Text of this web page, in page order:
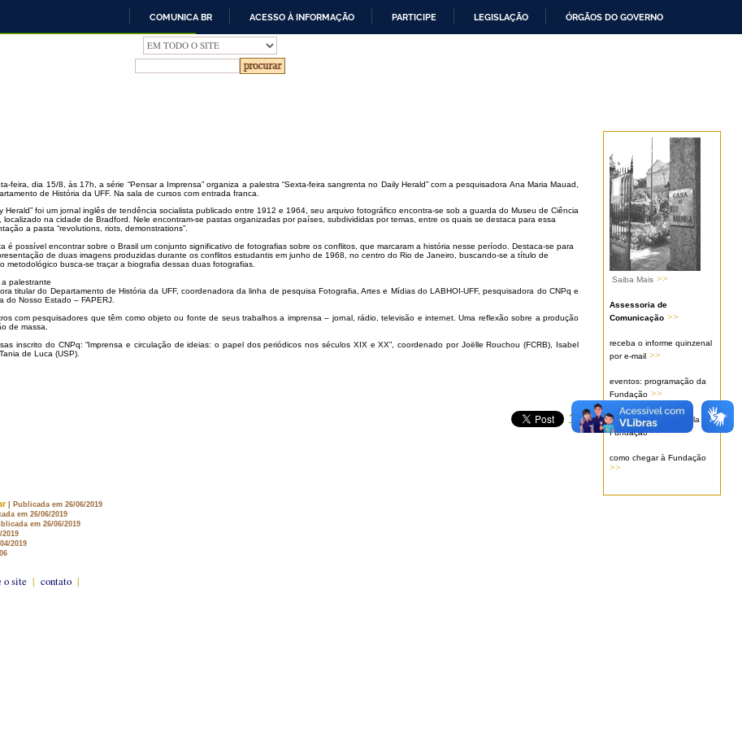
IR
PARA
O
CONTEÚDO
COMUNICA BR ACESSO À INFORMAÇÃO PARTICIPE LEGISLAÇÃO ÓRGÃOS DO GOVERNO
Saiba Mais >>
Assessoria de
Comunicação >>
receba o informe quinzenal
por e-mail >>
eventos: programação da
Fundação >>
serviços oferecidos pela
Fundação >>
como chegar à Fundação
>>
feira, dia 15/8, às 17h, a série “Pensar a Imprensa” organiza a palestra “Sexta-feira sangrenta no Daily Herald” com a pesquisadora Ana Maria Mauad,
de História da UFF. Na sala de cursos com entrada franca.
Herald” foi um jornal inglês de tendência socialista publicado entre 1912 e 1964, seu arquivo fotográfico encontra-se sob a guarda do Museu de Ciência
localizado na cidade de Bradford. Nele encontram-se pastas organizadas por países, subdivididas por temas, entre os quais se destaca para essa
a pasta “revolutions, riots, demonstrations”.
é possível encontrar sobre o Brasil um conjunto significativo de fotografias sobre os conflitos, que marcaram a história nesse período. Destaca-se para
de duas imagens produzidas durante os conflitos estudantis em junho de 1968, no centro do Rio de Janeiro, buscando-se a título de
metodológico busca-se traçar a biografia dessas duas fotografias.
palestrante
titular do Departamento de História da UFF, coordenadora da linha de pesquisa Fotografia, Artes e Mídias do LABHOI-UFF, pesquisadora do CNPq e
do Nosso Estado – FAPERJ.
com pesquisadores que têm como objeto ou fonte de seus trabalhos a imprensa – jornal, rádio, televisão e internet. Uma reflexão sobre a produção
de massa.
inscrito do CNPq: “Imprensa e circulação de ideias: o papel dos periódicos nos séculos XIX e XX”, coordenado por Joëlle Rouchou (FCRB), Isabel
de Luca (USP).
| Publicada em 26/06/2019
em 26/06/2019
em 26/06/2019
2019
2019
o site | contato |